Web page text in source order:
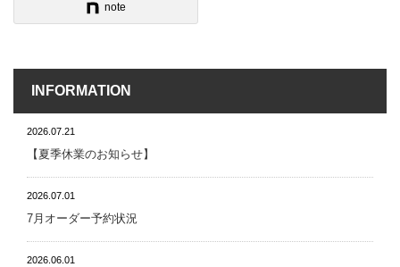
note
INFORMATION
2026.07.21
【夏季休業のお知らせ】
2026.07.01
7月オーダー予約状況
2026.06.01